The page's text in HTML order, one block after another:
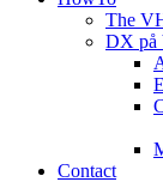
The
DX på
Contact